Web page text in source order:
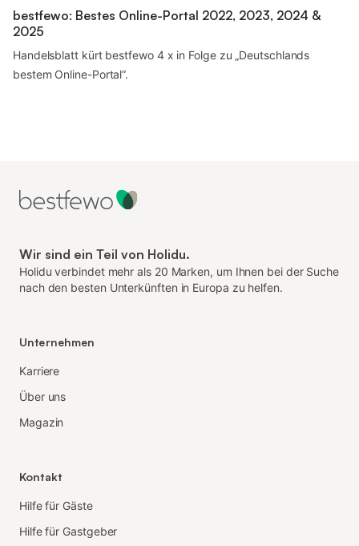
bestfewo: Bestes Online-Portal 2022, 2023, 2024 &
2025
Handelsblatt kürt bestfewo 4 x in Folge zu „Deutschlands
bestem Online-Portal“.
Wir sind ein Teil von Holidu.
Holidu verbindet mehr als 20 Marken, um Ihnen bei der Suche
nach den besten Unterkünften in Europa zu helfen.
Unternehmen
Karriere
Über uns
Magazin
Kontakt
Hilfe für Gäste
Hilfe für Gastgeber